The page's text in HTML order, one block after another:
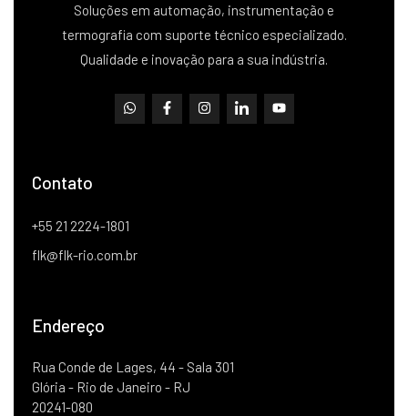
Soluções em automação, instrumentação e
termografia com suporte técnico especializado.
Qualidade e inovação para a sua indústria.
Contato
+55 21 2224-1801
flk@flk-rio.com.br
Endereço
Rua Conde de Lages, 44 - Sala 301
Glória - Rio de Janeiro - RJ
20241-080